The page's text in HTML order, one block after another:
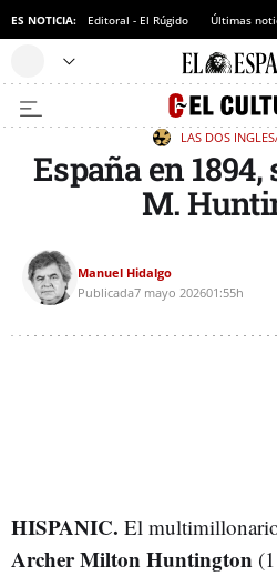
ES NOTICIA: Editoral - El Rúgido Últimas
LAS DOS
España en
M.
Manuel Hidalgo
Publicada7 mayo 202601:55h
HISPANIC. El
Archer Milton Huntington